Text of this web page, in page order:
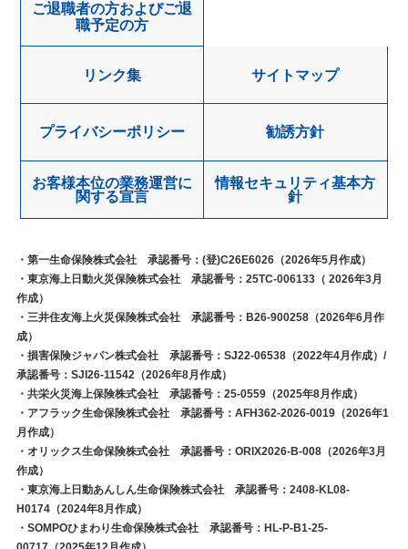
ご退職者の方およびご退
職予定の方
リンク集 サイトマップ
プライバシーポリシー 勧誘方針
お客様本位の業務運営に
関する宣言
情報セキュリティ基本方
針
・第一生命保険株式会社 承認番号：(登)C26E6026（2026年5月作成）
・東京海上日動火災保険株式会社 承認番号：25TC-006133（ 2026年3月
作成）
・三井住友海上火災保険株式会社 承認番号：B26-900258（2026年6月作
成）
・損害保険ジャパン株式会社 承認番号：SJ22-06538（2022年4月作成）/
承認番号：SJI26-11542（2026年8月作成）
・共栄火災海上保険株式会社 承認番号：25-0559（2025年8月作成）
・アフラック生命保険株式会社 承認番号：AFH362-2026-0019（2026年1
月作成）
・オリックス生命保険株式会社 承認番号：ORIX2026-B-008（2026年3月
作成）
・東京海上日動あんしん生命保険株式会社 承認番号：2408-KL08-
H0174（2024年8月作成）
・SOMPOひまわり生命保険株式会社 承認番号：HL-P-B1-25-